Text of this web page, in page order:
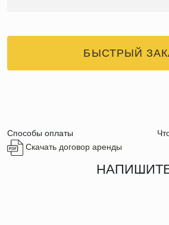
БЫСТРЫЙ
Способы оплаты
Скачать договор аренды